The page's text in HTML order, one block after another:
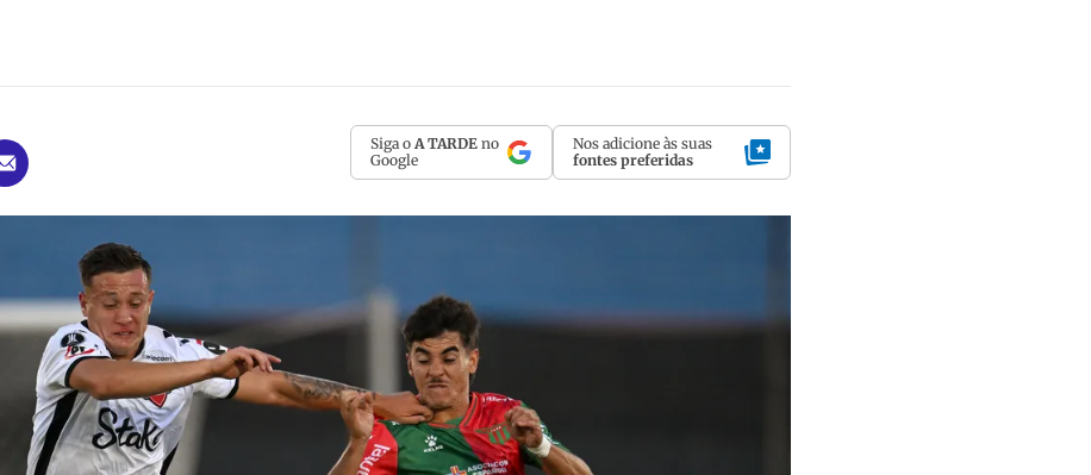
Siga o A TARDE no
Google
Nos adicione às suas
fontes preferidas